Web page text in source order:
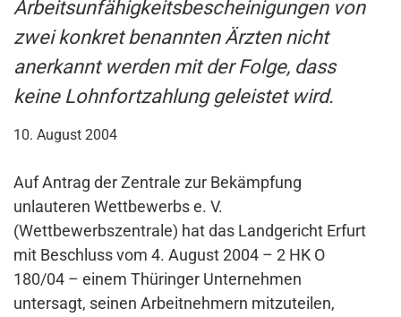
Arbeitsunfähigkeitsbescheinigungen von
zwei konkret benannten Ärzten nicht
anerkannt werden mit der Folge, dass
keine Lohnfortzahlung geleistet wird.
10. August 2004
Auf Antrag der Zentrale zur Bekämpfung
unlauteren Wettbewerbs e. V.
(Wettbewerbszentrale) hat das Landgericht Erfurt
mit Beschluss vom 4. August 2004 – 2 HK O
180/04 – einem Thüringer Unternehmen
untersagt, seinen Arbeitnehmern mitzuteilen,